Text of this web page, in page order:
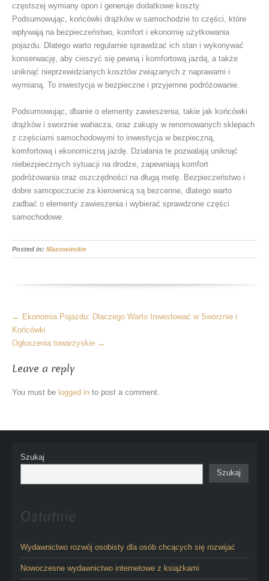
częstszej wymiany opon i generuje dodatkowe koszty.
Podsumowując, końcówki drążków w samochodzie to części, które
wpływają na bezpieczeństwo, komfort i ekonomię użytkowania
pojazdu. Dlatego warto regularnie sprawdzać ich stan i wykonywać
konserwację, aby cieszyć się pewną i komfortową jazdą, a także
uniknąć nieprzewidzianych kosztów związanych z naprawami i
wymianą. To inwestycja w bezpieczne i przyjemne podróżowanie.
Podsumowując, dbanie o elementy zawieszenia, takie jak końcówki
drążków i sworznie wahacza, oraz zakupy w renomowanych sklepach
z częściami samochodowymi to inwestycja w bezpieczną,
komfortową i ekonomiczną jazdę. Działania te pozwalają uniknąć
niebezpiecznych sytuacji na drodze, zapewniają komfort
podróżowania oraz oszczędności na długą metę. Bezpieczeństwo i
dobre samopoczucie za kierownicą są bezcenne, dlatego warto
zadbać o elementy zawieszenia i wybierać sprawdzone części
samochodowe.
Posted in: Mazowieckie
More
Articles
← Ekonomia Pojazdu: Dlaczego Warto Inwestować w Sworznie i
Końcówki
Ogłoszenia towarzyskie →
Leave a reply
You must be logged in to post a comment.
Szukaj
Szukaj
Ostatnie
Wydawnictwo rozwój osobisty dla osób chcących się rozwijać
Nowoczesne wydawnictwo internetowe z książkami